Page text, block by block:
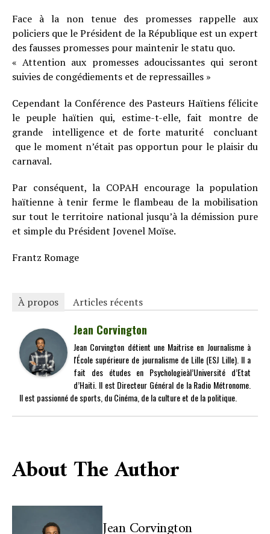
Face à la non tenue des promesses rappelle aux
policiers que le Président de la République est un expert
des fausses promesses pour maintenir le statu quo.
« Attention aux promesses adoucissantes qui seront
suivies de congédiements et de repressailles »
Cependant la Conférence des Pasteurs Haïtiens félicite
le peuple haïtien qui, estime-t-elle, fait montre de
grande intelligence et de forte maturité concluant
que le moment n’était pas opportun pour le plaisir du
carnaval.
Par conséquent, la COPAH encourage la population
haïtienne à tenir ferme le flambeau de la mobilisation
sur tout le territoire national jusqu’à la démission pure
et simple du Président Jovenel Moïse.
Frantz Romage
À propos Articles récents
Jean Corvington
Jean Corvington détient une Maitrise en Journalisme à
l'École supérieure de journalisme de Lille (ESJ Lille). Il a
fait des études en Psychologieàl’Université d’Etat
d’Haiti. Il est Directeur Général de la Radio Métronome.
Il est passionné de sports, du Cinéma, de la culture et de la politique.
About The Author
Jean Corvington